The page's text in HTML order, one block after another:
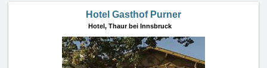
Hotel Gasthof Purner
Hotel, Thaur bei Innsbruck